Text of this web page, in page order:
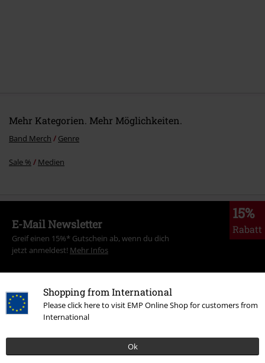
Shopping from International
Please click here to visit EMP Online Shop for customers from
International
Ok
Mehr Kategorien. Mehr Möglichkeiten.
Band Merch Genre
Sale % Medien
15%
Rabatt
E-Mail Newsletter
Greif einen 15%* Gutschein ab, wenn du dich
jetzt anmeldest! Mehr Infos
Ich bin damit einverstanden, den EMP-Newsletter zu erhalten und willige
personenbezogenen Daten verarbeitet um mich individuell und
regelmäßig über ihr Angebot zu informieren. Die Verarbeitung meiner